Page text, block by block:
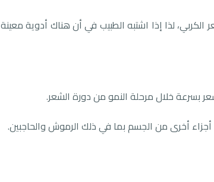
الكربي، لذا إذا اشتبه الطبيب في أن هناك أدوية معينة
أخرى من الجسم بما في ذلك الرموش والحاجبين.